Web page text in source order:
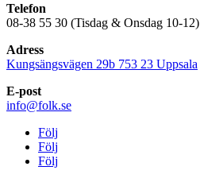
Telefon
08-38 55 30 (Tisdag & Onsdag 10-12)
Adress
Kungsängsvägen 29b 753 23 Uppsala
E-post
info@folk.se
Följ
Följ
Följ